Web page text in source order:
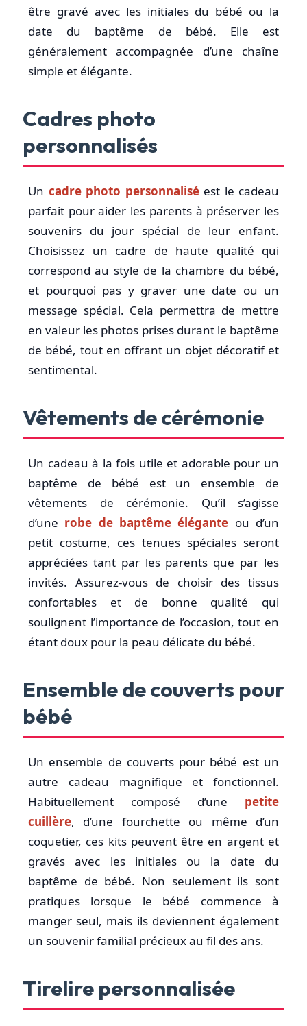
être gravé avec les initiales du bébé ou la
date du baptême de bébé. Elle est
généralement accompagnée d’une chaîne
simple et élégante.
Cadres photo
personnalisés
Un cadre photo personnaliséest le cadeau
parfait pour aider les parents à préserver les
souvenirs du jour spécial de leur enfant.
Choisissez un cadre de haute qualité qui
correspond au style de la chambre du bébé,
et pourquoi pas y graver une date ou un
message spécial. Cela permettra de mettre
en valeur les photos prises durant le baptême
de bébé, tout en offrant un objet décoratif et
sentimental.
Vêtements de cérémonie
Un cadeau à la fois utile et adorable pour un
baptême de bébé est un ensemble de
vêtements de cérémonie. Qu’il s’agisse
d’une robe de baptême élégante ou d’un
petit costume, ces tenues spéciales seront
appréciées tant par les parents que par les
invités. Assurez-vous de choisir des tissus
confortables et de bonne qualité qui
soulignent l’importance de l’occasion, tout en
étant doux pour la peau délicate du bébé.
Ensemble de couverts pour
bébé
Un ensemble de couverts pour bébé est un
autre cadeau magnifique et fonctionnel.
Habituellement composé d’une petite
cuillère, d’une fourchette ou même d’un
coquetier, ces kits peuvent être en argent et
gravés avec les initiales ou la date du
baptême de bébé. Non seulement ils sont
pratiques lorsque le bébé commence à
manger seul, mais ils deviennent également
un souvenir familial précieux au fil des ans.
Tirelire personnalisée